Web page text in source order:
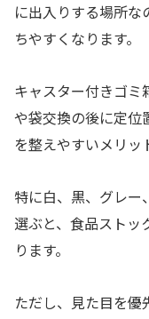
に出入りする場所
ちやすくなります。
キャスター付きゴ
や袋交換の後に定位
を整えやすいメリッ
特に白、黒、グレー
選ぶと、食品ストッ
ります。
ただし、見た目を